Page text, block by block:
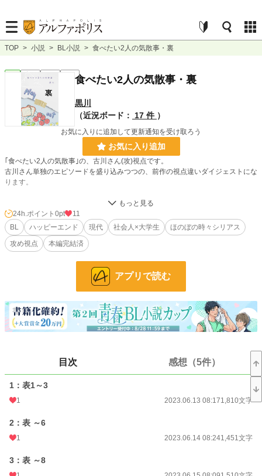
TOP > 小説 > BL小説 > 食べたい2人の気散事・裏
食べたい2人の気散事・裏
黒川
（近況ボード：
17 件 ）
お気に入りに追加して更新通知を受け取ろう
お気に入り追加
｢食べたい2人の気散事｣の、古川さん(攻)視点です。
古川さん単独のエピソードを盛り込みつつの、前作の視点違いダイジェストにな
ります。
本編の約3分の2まで圧縮出来たので、ダイジェストと名乗っていいですか
ね……？
それでも11万文字ありますので、気長にお付き合い頂ける方、よろしくお願い
します。
単独でも読めるようにしているつもりですが、本編｢食べたい2人の気散事｣を事
前にお読み頂けると、より楽しめるかと思います。
✧• ───── ✾ ───── •✧
気散事▶「気散じ」の造語です
と、食べる事とゲームが好きな社会人が、食べたり遊んだりする、ゆるいラブで
す。
社会人×大学生
24h.ポイント 0pt
11
BL
ハッピーエンド 現代 社会人×大学生
ほのぼの時々シリアス
攻め視点
本編完結済
アプリで読む
目次 感想（5件）
1：表1～3
1 2023.06.13 08:171,810文字
2：表 ～6
1 2023.06.14 08:241,451文字
3：表 ～8